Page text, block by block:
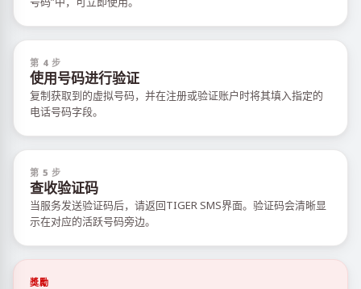
第 4 步
使用号码进行验证
复制获取到的虚拟号码，并在注册或验证账户时将其填入指定的
电话号码字段。
第 5 步
查收验证码
当服务发送验证码后，请返回TIGER SMS界面。验证码会清晰显
示在对应的活跃号码旁边。
獎勵